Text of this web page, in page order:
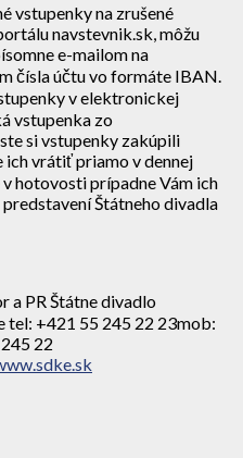
vstupenky na zrušené
navstevnik.sk, môžu
e-mailom na
čísla účtu vo formáte IBAN.
v elektronickej
vstupenka zo
ste si vstupenky zakúpili
ich vrátiť priamo v dennej
hotovosti prípadne Vám ich
Štátneho divadla
a PR Štátne divadlo
tel: +421 55 245 22 23mob:
22